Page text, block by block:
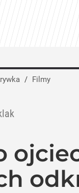
jesień.
nie może
/ Filmy